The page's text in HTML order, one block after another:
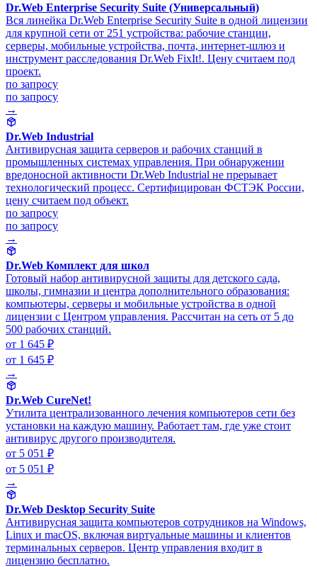
Dr.Web Enterprise Security Suite (Универсальный)
Вся линейка Dr.Web Enterprise Security Suite в одной лицензии
для крупной сети от 251 устройства: рабочие станции,
серверы, мобильные устройства, почта, интернет-шлюз и
инструмент расследования Dr.Web FixIt!. Цену считаем под
проект.
по запросу
по запросу
→
Dr.Web Industrial
Антивирусная защита серверов и рабочих станций в
промышленных системах управления. При обнаружении
вредоносной активности Dr.Web Industrial не прерывает
технологический процесс. Сертифицирован ФСТЭК России,
цену считаем под объект.
по запросу
по запросу
→
Dr.Web Комплект для школ
Готовый набор антивирусной защиты для детского сада,
школы, гимназии и центра дополнительного образования:
компьютеры, серверы и мобильные устройства в одной
лицензии с Центром управления. Рассчитан на сеть от 5 до
500 рабочих станций.
от 1 645 ₽
от 1 645 ₽
→
Dr.Web CureNet!
Утилита централизованного лечения компьютеров сети без
установки на каждую машину. Работает там, где уже стоит
антивирус другого производителя.
от 5 051 ₽
от 5 051 ₽
→
Dr.Web Desktop Security Suite
Антивирусная защита компьютеров сотрудников на Windows,
Linux и macOS, включая виртуальные машины и клиентов
терминальных серверов. Центр управления входит в
лицензию бесплатно.